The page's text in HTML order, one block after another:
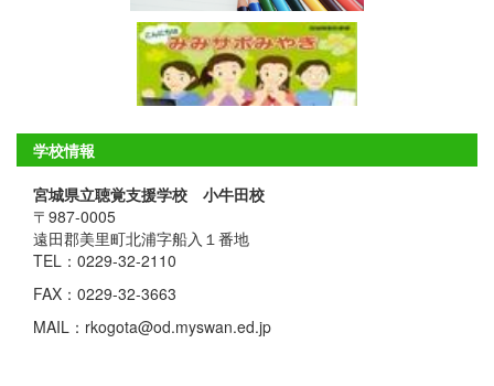
学校情報
宮城県立聴覚支援学校 小牛田校
〒987-0005
遠田郡美里町北浦字船入１番地
TEL：0229-32-2110
FAX：0229-32-3663
MAIL：rkogota@od.myswan.ed.jp